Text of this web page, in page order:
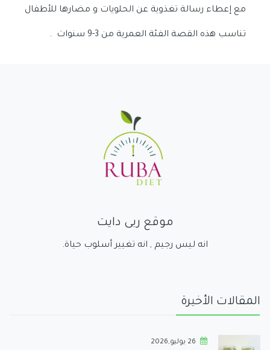
مع إعطاء رسالة تغذوية عن الحلويات و مضارها للأطفال
تناسب هذه القصة الفئة العمرية من 3-9 سنوات .
موقع ربى دايت
انه ليس رجيم , انه تغيير أسلوب حياة.
المقالات الأخيرة
26 يوليو,2026